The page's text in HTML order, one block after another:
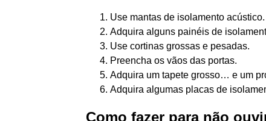
Use mantas de isolamento acústico.
Adquira alguns painéis de
Use cortinas grossas e pesadas.
Preencha os vãos das portas.
Adquira um tapete grosso… e um
Adquira algumas placas de
Como fazer para não